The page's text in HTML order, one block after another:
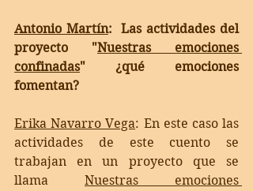
Antonio Martín:  Las actividades del
proyecto "Nuestras emociones
confinadas" ¿qué emociones
fomentan?
Erika Navarro Vega: En este caso las
actividades de este cuento se
trabajan en un proyecto que se
llama Nuestras emociones